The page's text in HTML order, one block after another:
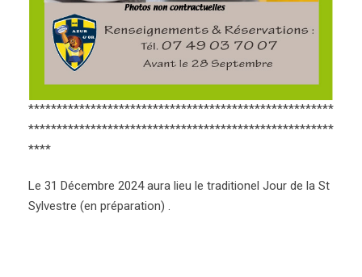
******************************************************
******************************************************
****
Le 31 Décembre 2024 aura lieu le traditionel Jour de la St
Sylvestre (en préparation) .